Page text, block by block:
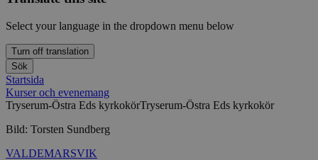
Select your language in the dropdown menu below
Turn off translation
Sök
Startsida
Kurser och evenemang
Tryserum-Östra Eds kyrkokörTryserum-Östra Eds kyrkokör
Bild: Torsten Sundberg
VALDEMARSVIK